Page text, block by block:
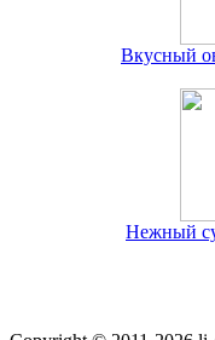
Вкусный
Нежный